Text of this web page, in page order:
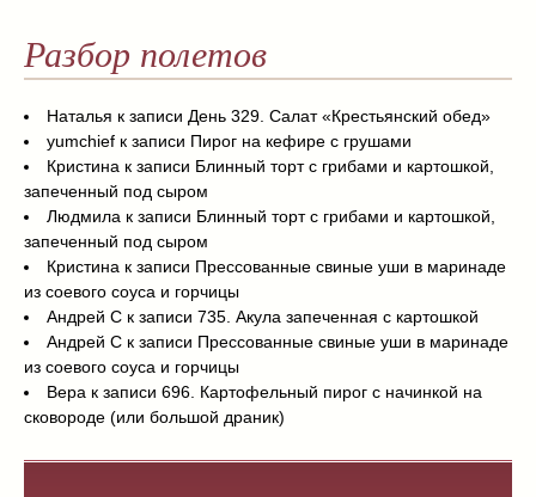
Разбор полетов
Наталья к записи День 329. Салат «Крестьянский обед»
yumchief к записи Пирог на кефире с грушами
Кристина к записи Блинный торт с грибами и картошкой,
запеченный под сыром
Людмила к записи Блинный торт с грибами и картошкой,
запеченный под сыром
Кристина к записи Прессованные свиные уши в маринаде
из соевого соуса и горчицы
Андрей С к записи 735. Акула запеченная с картошкой
Андрей С к записи Прессованные свиные уши в маринаде
из соевого соуса и горчицы
Вера к записи 696. Картофельный пирог с начинкой на
сковороде (или большой драник)